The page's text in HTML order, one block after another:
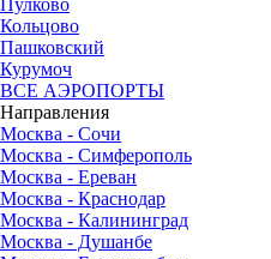
Кольцово
Пашковский
Курумоч
ВСЕ АЭРОПОРТЫ
Направления
Москва - Сочи
Москва - Симферополь
Москва - Ереван
Москва - Краснодар
Москва - Калининград
Москва - Душанбе